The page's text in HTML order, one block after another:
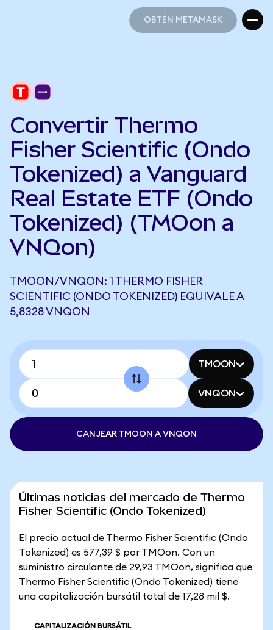
OBTÉN METAMASK
Convertir Thermo
Fisher Scientific (Ondo
Tokenized) a Vanguard
Real Estate ETF (Ondo
Tokenized) (TMOon a
VNQon)
TMOON/VNQON: 1 THERMO FISHER
SCIENTIFIC (ONDO TOKENIZED) EQUIVALE A
5,8328 VNQON
TMOON
VNQON
CANJEAR TMOON A VNQON
Últimas noticias del mercado de Thermo
Fisher Scientific (Ondo Tokenized)
El precio actual de Thermo Fisher Scientific (Ondo
Tokenized) es 577,39 $ por TMOon. Con un
suministro circulante de 29,93 TMOon, significa que
Thermo Fisher Scientific (Ondo Tokenized) tiene
una capitalización bursátil total de 17,28 mil $.
CAPITALIZACIÓN BURSÁTIL